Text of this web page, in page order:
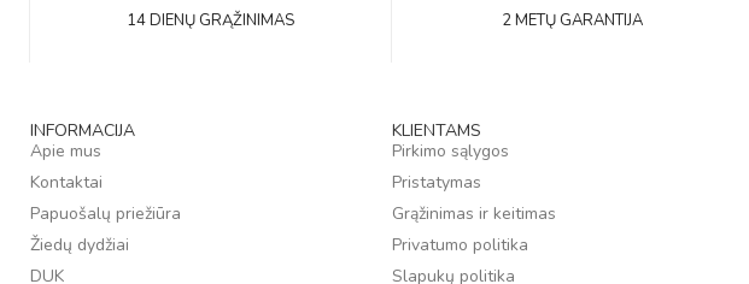
14 DIENŲ GRĄŽINIMAS 2 METŲ GARANTIJA
INFORMACIJA
Apie mus
Kontaktai
Papuošalų priežiūra
Žiedų dydžiai
DUK
KLIENTAMS
Pirkimo sąlygos
Pristatymas
Grąžinimas ir keitimas
Privatumo politika
Slapukų politika